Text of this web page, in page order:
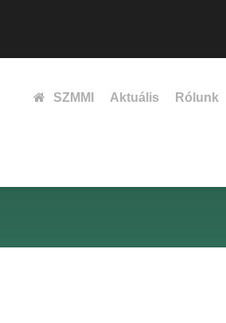
SZMMI Aktuális Rólunk